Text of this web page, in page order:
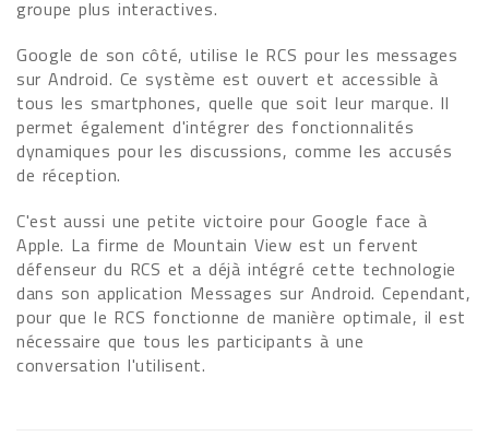
groupe plus interactives.
Google de son côté, utilise le RCS pour les messages
sur Android. Ce système est ouvert et accessible à
tous les smartphones, quelle que soit leur marque. Il
permet également d'intégrer des fonctionnalités
dynamiques pour les discussions, comme les accusés
de réception.
C'est aussi une petite victoire pour Google face à
Apple. La firme de Mountain View est un fervent
défenseur du RCS et a déjà intégré cette technologie
dans son application Messages sur Android. Cependant,
pour que le RCS fonctionne de manière optimale, il est
nécessaire que tous les participants à une
conversation l'utilisent.